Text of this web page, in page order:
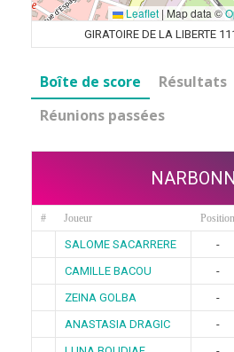
Leaflet | Map data ©
GIRATOIRE DE LA LIBERTE
Boîte de score Résultats
Réunions passées
# Joueur Position
SALOME SACARRERE -
CAMILLE BACOU
-
ZEINA GOLBA
-
ANASTASIA DRAGIC
-